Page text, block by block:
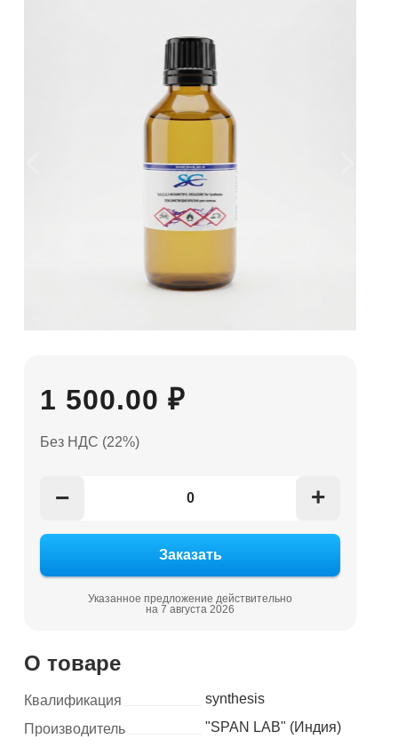
1 500.00 ₽
Без НДС (22%)
− +
Указанное предложение действительно
на 7 августа 2026
О товаре
Квалификация
synthesis
Производитель
"SPAN LAB" (Индия)